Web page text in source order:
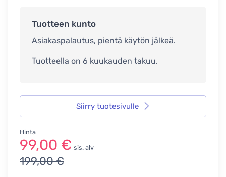
Tuotteen kunto
Asiakaspalautus, pientä käytön jälkeä.
Tuotteella on 6 kuukauden takuu.
Siirry tuotesivulle
Hinta
99,00 € sis. alv
199,00 €